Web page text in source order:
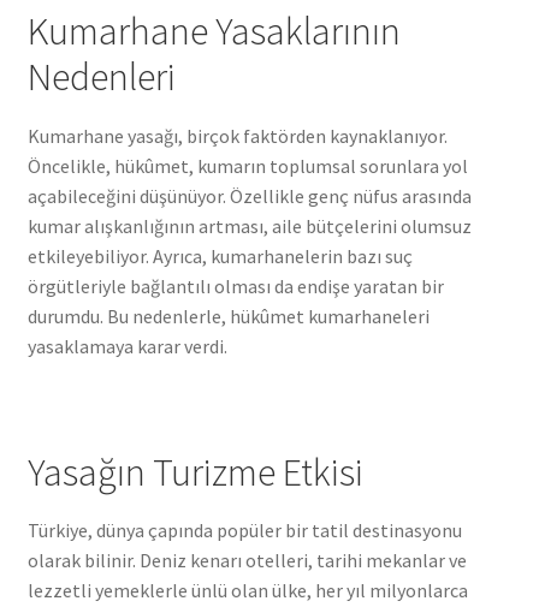
Kumarhane Yasaklarının
Nedenleri
Kumarhane yasağı, birçok faktörden kaynaklanıyor.
Öncelikle, hükûmet, kumarın toplumsal sorunlara yol
açabileceğini düşünüyor. Özellikle genç nüfus arasında
kumar alışkanlığının artması, aile bütçelerini olumsuz
etkileyebiliyor. Ayrıca, kumarhanelerin bazı suç
örgütleriyle bağlantılı olması da endişe yaratan bir
durumdu. Bu nedenlerle, hükûmet kumarhaneleri
yasaklamaya karar verdi.
Yasağın Turizme Etkisi
Türkiye, dünya çapında popüler bir tatil destinasyonu
olarak bilinir. Deniz kenarı otelleri, tarihi mekanlar ve
lezzetli yemeklerle ünlü olan ülke, her yıl milyonlarca